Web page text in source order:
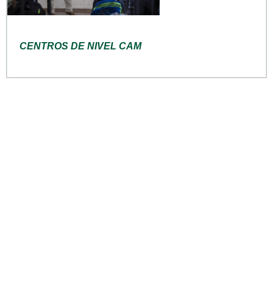
CENTROS DE NIVEL CAM